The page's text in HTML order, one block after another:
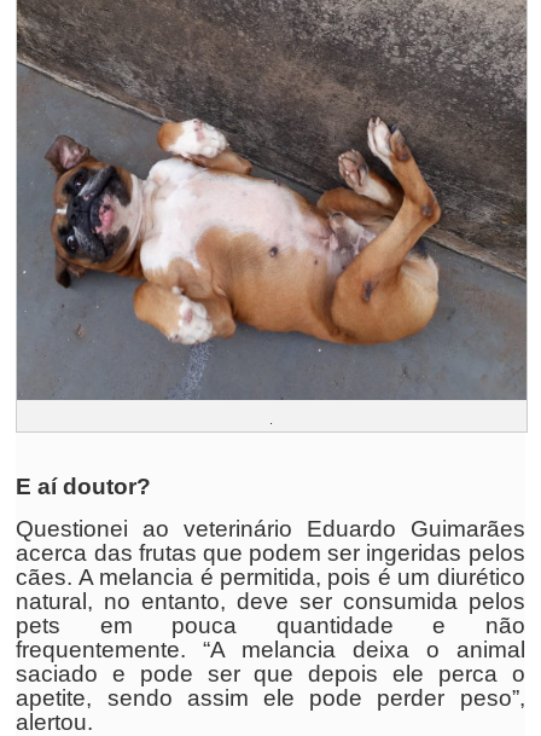
E aí doutor?
Questionei ao veterinário Eduardo Guimarães
acerca das frutas que podem ser ingeridas pelos
cães. A melancia é permitida, pois é um diurético
natural, no entanto, deve ser consumida pelos
pets em pouca quantidade e não
frequentemente. “A melancia deixa o animal
saciado e pode ser que depois ele perca o
apetite, sendo assim ele pode perder peso”,
alertou.